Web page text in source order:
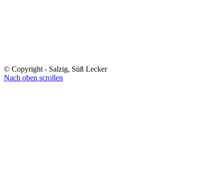
© Copyright - Salzig, Süß Lecker
Nach oben scrollen